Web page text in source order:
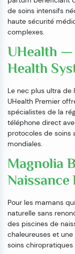
de soins intensifs
haute sécurité
complexes.
UHealth
Health
Le nec plus ultra de
UHealth Premier
spécialistes de la
téléphone direct
protocoles de soins
mondiales.
Magnolia
Pour les mamans
naturelle sans
des piscines de
chaleureuses et
soins